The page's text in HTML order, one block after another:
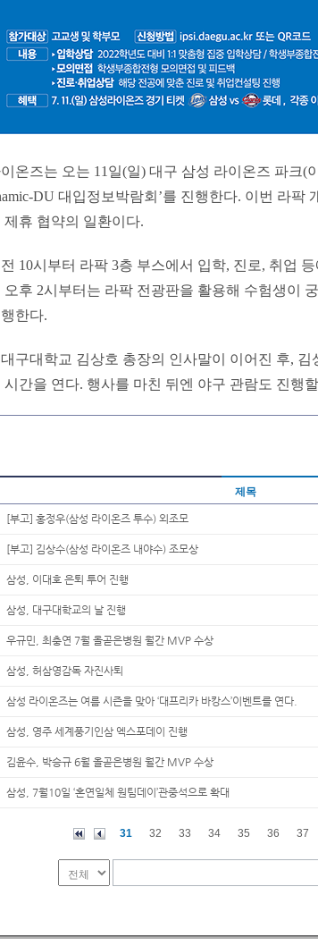
온즈는 오는 11일(일) 대구 삼성 라이온즈 파크(
DU 대입정보박람회’를 진행한다. 이번 라팍
제휴 협약의 일환이다.
10시부터 라팍 3층 부스에서 입학, 진로, 취업
오후 2시부터는 라팍 전광판을 활용해 수험생이
한다.
구대학교 김상호 총장의 인사말이 이어진 후,
시간을 연다. 행사를 마친 뒤엔 야구 관람도 진행
제목
[부고] 홍정우(삼성 라이온즈 투수) 외조모
[부고] 김상수(삼성 라이온즈 내야수) 조모상
삼성, 이대호 은퇴 투어 진행
삼성, 대구대학교의 날 진행
우규민, 최충연 7월 올곧은병원 월간 MVP 수상
삼성, 허삼영감독 자진사퇴
삼성 라이온즈는 여름 시즌을 맞아 ‘대프리카 바캉스’이벤트를 연다.
삼성, 영주 세계풍기인삼 엑스포데이 진행
김윤수, 박승규 6월 올곧은병원 월간 MVP 수상
삼성, 7월10일 ‘혼연일체 원팀데이’관중석으로 확대
31 32 33 34 35 36 37